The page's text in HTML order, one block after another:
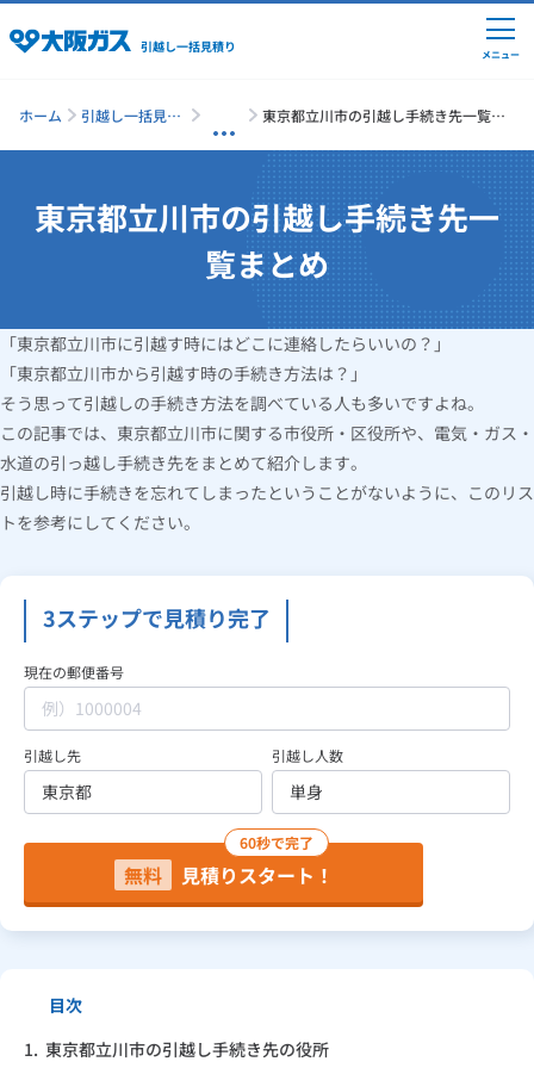
引越し一括見積り
引越しの準備
引越し費用の相場
単身の引越し
引越し業者ランキング
引越し見積りシミュレーション
見積り依頼
Daigasコラム
総合TOP 業務用・産業用のお客さま 企業情報
プライバシーポリシー
メニュー
ホーム
引越し一括見積
東京都立川市の引越し手続き先一覧ま
東京都立川市の引越し手続き先一
覧まとめ
「東京都立川市に引越す時にはどこに連絡したらいいの？」
「東京都立川市から引越す時の手続き方法は？」
そう思って引越しの手続き方法を調べている人も多いですよね。
この記事では、東京都立川市に関する市役所・区役所や、電気・ガス・
水道の引っ越し手続き先をまとめて紹介します。
引越し時に手続きを忘れてしまったということがないように、このリス
トを参考にしてください。
3ステップで見積り完了
現在の郵便番号
引越し先 引越し人数
60秒で完了
無料 見積りスタート！
目次
1. 東京都立川市の引越し手続き先の役所